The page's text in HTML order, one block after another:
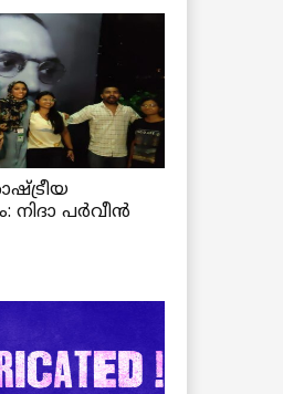
നിദാ പർവീൻ